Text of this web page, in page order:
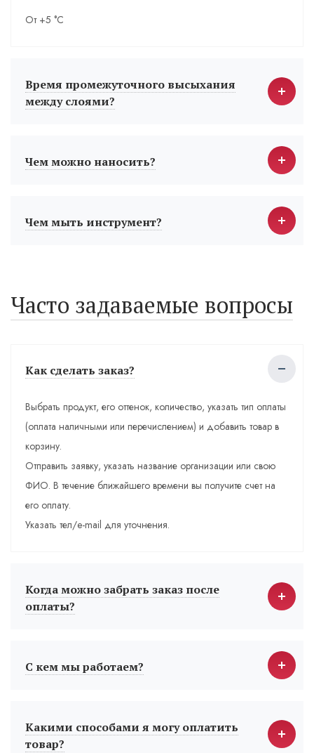
От +5 °С
Время промежуточного высыхания
между слоями?
Чем можно наносить?
Чем мыть инструмент?
Часто задаваемые вопросы
Как сделать заказ?
Выбрать продукт, его оттенок, количество, указать тип оплаты
(оплата наличными или перечислением) и добавить товар в
корзину.
Отправить заявку, указать название организации или свою
ФИО. В течение ближайшего времени вы получите счет на
его оплату.
Указать тел/e-mail для уточнения.
Когда можно забрать заказ после
оплаты?
С кем мы работаем?
Какими способами я могу оплатить
товар?